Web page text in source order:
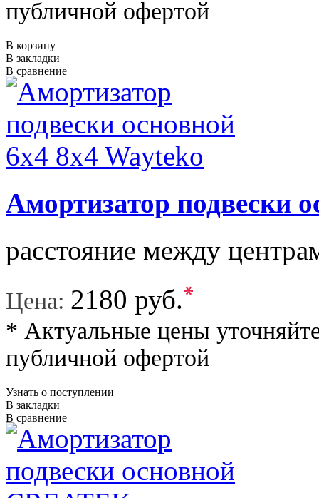
публичной офертой
В корзину
В закладки
В сравнение
Амортизатор подвески
расстояние между
Цена: 2180 руб.*
* Актуальные цены
публичной офертой
Узнать о поступлении
В закладки
В сравнение